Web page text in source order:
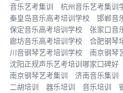
音乐艺考集训 杭州音乐艺考集训
秦皇岛音乐高考培训学校
邯郸音
保定音乐高考培训学校
张家口音
廊坊音乐高考培训学校
合肥钢琴
川音钢琴艺考培训学校
南京钢琴
沈阳正规声乐艺考培训哪家口碑好
南京钢琴艺考集训
济南音乐集训
二胡培训
器乐培训 音乐培训